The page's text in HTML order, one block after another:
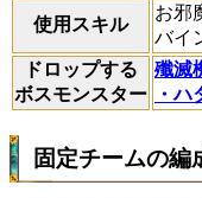
使用スキル
お邪
バイ
ドロップする
ボスモンスター
殲滅
・ハ
固定チームの編